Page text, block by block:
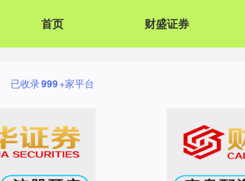
首页 财盛证券
已收录999+家平台